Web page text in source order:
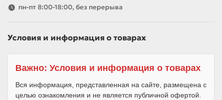
пн-пт 8:00-18:00, без перерыва
Условия и информация о товарах
Важно: Условия и информация о товарах
Вся информация, представленная на сайте, размещена с
целью ознакомления и не является публичной офертой.